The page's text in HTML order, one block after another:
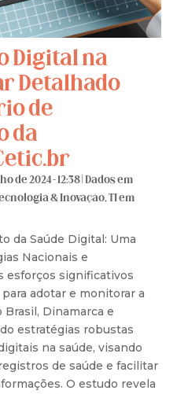
Digital na
Detalhado
de
da
de 2024 - 12:38|Dados em
& Inovação,TI em
da Saúde Digital: Uma
Nacionais e
esforços significativos
adotar e monitorar a
Dinamarca e
estratégias robustas
na saúde, visando
de saúde e facilitar
O estudo revela